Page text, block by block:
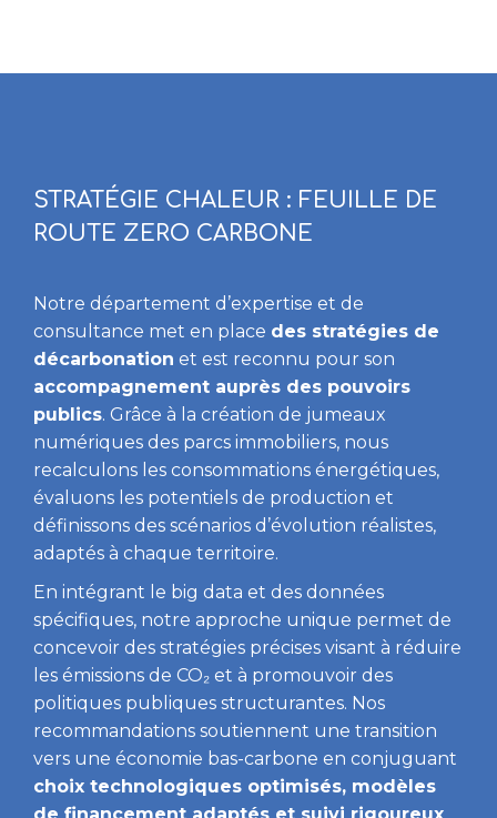
STRATÉGIE CHALEUR : FEUILLE DE
ROUTE ZERO CARBONE
Notre département d’expertise et de
consultance met en place des stratégies de
décarbonation et est reconnu pour son
accompagnement auprès des pouvoirs
publics. Grâce à la création de jumeaux
numériques des parcs immobiliers, nous
recalculons les consommations énergétiques,
évaluons les potentiels de production et
définissons des scénarios d’évolution réalistes,
adaptés à chaque territoire.
En intégrant le big data et des données
spécifiques, notre approche unique permet de
concevoir des stratégies précises visant à réduire
les émissions de CO₂ et à promouvoir des
politiques publiques structurantes. Nos
recommandations soutiennent une transition
vers une économie bas-carbone en conjuguant
choix technologiques optimisés, modèles